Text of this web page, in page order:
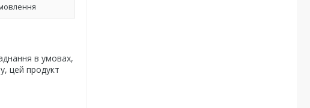
в умовах,
цей продукт